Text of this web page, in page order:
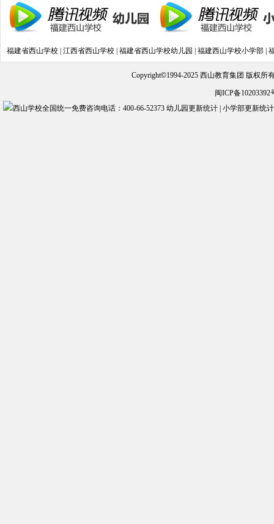
福建省西山学校 江西省西山学校 福建省西山学校幼儿园 福建西山学校小学部
Copyright©1994-2025 西山教育集团 版权所
闽ICP备10203392
幼儿园更新统计| 小学部更新统计